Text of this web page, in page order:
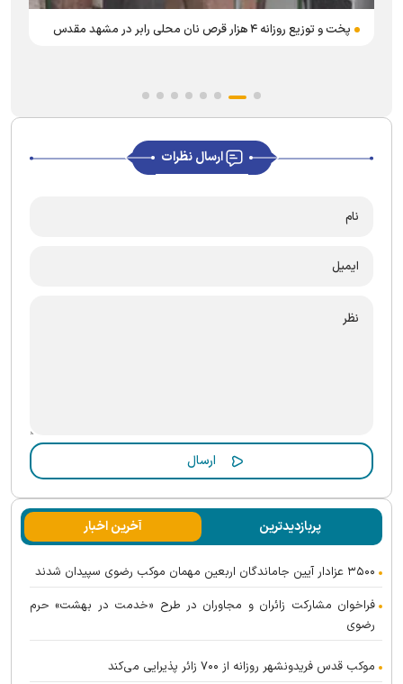
پخت و توزیع روزانه ۴ هزار قرص نان محلی رابر در مشهد مقدس
ارسال نظرات
پربازدیدترین آخرین اخبار
۳۵۰۰ عزادار آیین جاماندگان اربعین مهمان موکب رضوی سپیدان شدند
فراخوان مشارکت زائران و مجاوران در طرح «خدمت در بهشت» حرم
رضوی
موکب قدس فریدونشهر روزانه از ۷۰۰ زائر پذیرایی می‌کند